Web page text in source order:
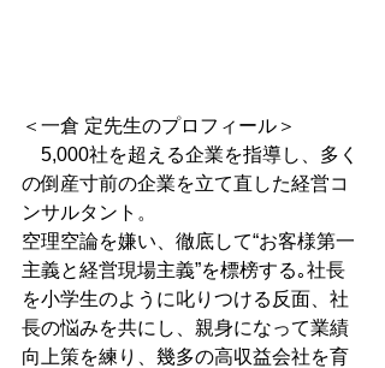
＜一倉 定先生のプロフィール＞
5,000社を超える企業を指導し、多く
の倒産寸前の企業を立て直した経営コ
ンサルタント。
空理空論を嫌い、徹底して“お客様第一
主義と経営現場主義”を標榜する｡社長
を小学生のように叱りつける反面、社
長の悩みを共にし、親身になって業績
向上策を練り、幾多の高収益会社を育